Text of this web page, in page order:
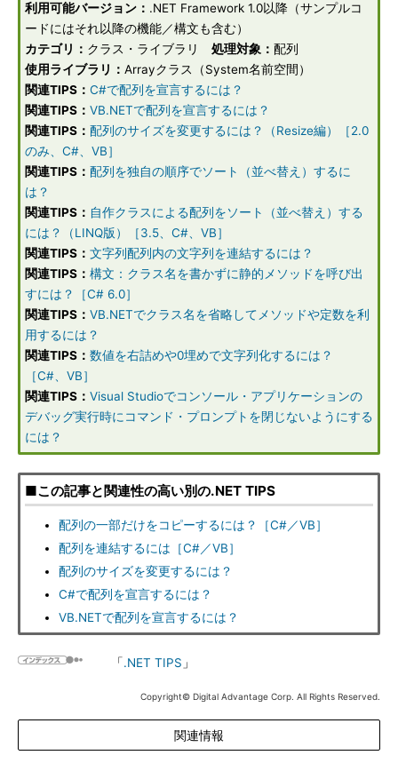
利用可能バージョン： .NET Framework 1.0以降（サンプルコ
ードにはそれ以降の機能／構文も含む）
カテゴリ： クラス・ライブラリ 処理対象： 配列
使用ライブラリ： Arrayクラス（System名前空間）
関連TIPS： C#で配列を宣言するには？
関連TIPS： VB.NETで配列を宣言するには？
関連TIPS： 配列のサイズを変更するには？（Resize編）［2.0
のみ、C#、VB］
関連TIPS： 配列を独自の順序でソート（並べ替え）するに
は？
関連TIPS： 自作クラスによる配列をソート（並べ替え）する
には？（LINQ版）［3.5、C#、VB］
関連TIPS： 文字列配列内の文字列を連結するには？
関連TIPS： 構文：クラス名を書かずに静的メソッドを呼び出
すには？［C# 6.0］
関連TIPS： VB.NETでクラス名を省略してメソッドや定数を利
用するには？
関連TIPS： 数値を右詰めや0埋めで文字列化するには？
［C#、VB］
関連TIPS： Visual Studioでコンソール・アプリケーションの
デバッグ実行時にコマンド・プロンプトを閉じないようにする
には？
■この記事と関連性の高い別の.NET TIPS
配列の一部だけをコピーするには？［C#／VB］
配列を連結するには［C#／VB］
配列のサイズを変更するには？
C#で配列を宣言するには？
VB.NETで配列を宣言するには？
「.NET TIPS 」
Copyright© Digital Advantage Corp. All Rights Reserved.
関連情報